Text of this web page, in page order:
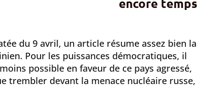
encore temps
du 9 avril, un article résume assez bien la
Pour les puissances démocratiques, il
possible en faveur de ce pays agressé,
trembler devant la menace nucléaire russe,